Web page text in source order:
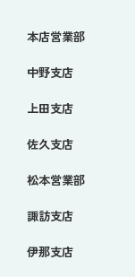
本店営業部
中野支店
上田支店
佐久支店
松本営業部
諏訪支店
伊那支店